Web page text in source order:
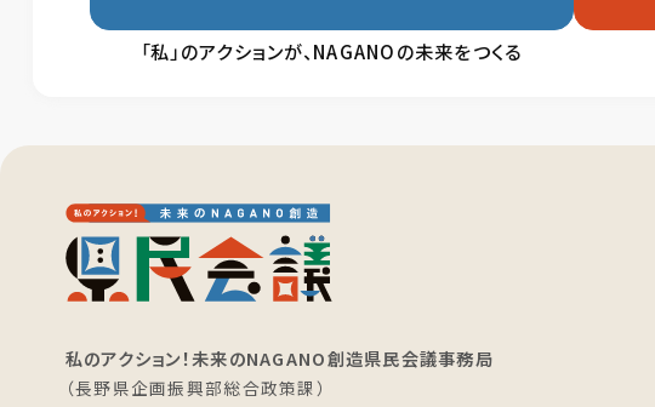
「私」のアクションが、NAGANOの未来をつくる
私のアクション！未来のNAGANO創造県民会議事務局
（長野県企画振興部総合政策課）